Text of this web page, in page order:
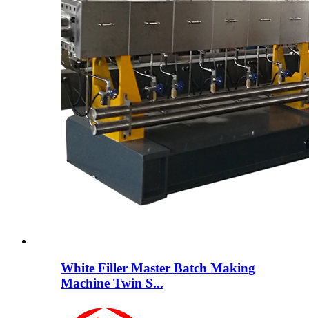
White Filler Master Batch Making
Machine Twin S...